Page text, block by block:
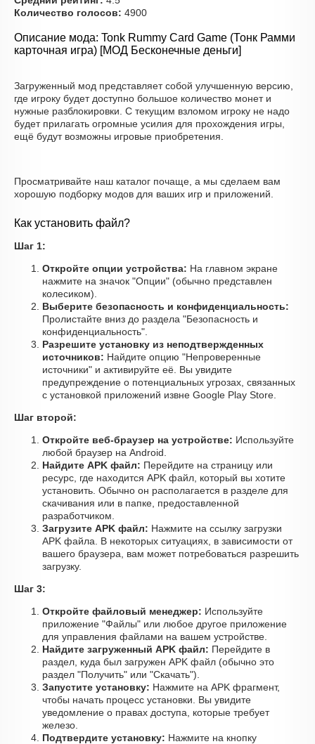
Количество голосов: 4900
Описание мода: Tonk Rummy Card Game (Тонк Рамми
карточная игра) [МОД Бесконечные деньги]
Загруженный мод представляет собой улучшенную версию,
где игроку будет доступно большое количество монет и
нужные разблокировки. С текущим взломом игроку не надо
будет прилагать огромные усилия для прохождения игры,
ещё будут возможны игровые приобретения.
Просматривайте наш каталог почаще, а мы сделаем вам
хорошую подборку модов для ваших игр и приложений.
Как установить файл?
Шаг 1:
Откройте опции устройства: На главном экране
нажмите на значок "Опции" (обычно представлен
колесиком).
Выберите безопасность и конфиденциальность:
Пролистайте вниз до раздела "Безопасность и
конфиденциальность".
Разрешите установку из неподтвержденных
источников: Найдите опцию "Непроверенные
источники" и активируйте её. Вы увидите
предупреждение о потенциальных угрозах, связанных
с установкой приложений извне Google Play Store.
Шаг второй:
Откройте веб-браузер на устройстве: Используйте
любой браузер на Android.
Найдите APK файл: Перейдите на страницу или
ресурс, где находится APK файл, который вы хотите
установить. Обычно он располагается в разделе для
скачивания или в папке, предоставленной
разработчиком.
Загрузите APK файл: Нажмите на ссылку загрузки
APK файла. В некоторых ситуациях, в зависимости от
вашего браузера, вам может потребоваться разрешить
загрузку.
Шаг 3:
Откройте файловый менеджер: Используйте
приложение "Файлы" или любое другое приложение
для управления файлами на вашем устройстве.
Найдите загруженный APK файл: Перейдите в
раздел, куда был загружен APK файл (обычно это
раздел "Получить" или "Скачать").
Запустите установку: Нажмите на APK фрагмент,
чтобы начать процесс установки. Вы увидите
уведомление о правах доступа, которые требует
железо.
Подтвердите установку: Нажмите на кнопку